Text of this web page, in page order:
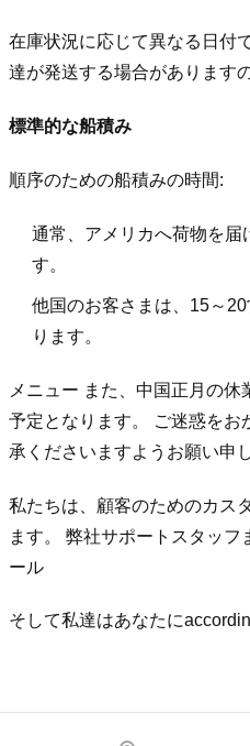
在庫状況に応じて異なる日付
達が発送する場合があります
標準的な船積み
順序のための船積みの時間:
通常、アメリカへ荷物を届
す。
他国のお客さまは、15～
ります。
メニュー また、中国正月の
予定となります。 ご迷惑をお
承くださいますようお願い申
私たちは、顧客のためのカス
ます。 弊社サポートスタッフ
ール
そして私達はあなたに